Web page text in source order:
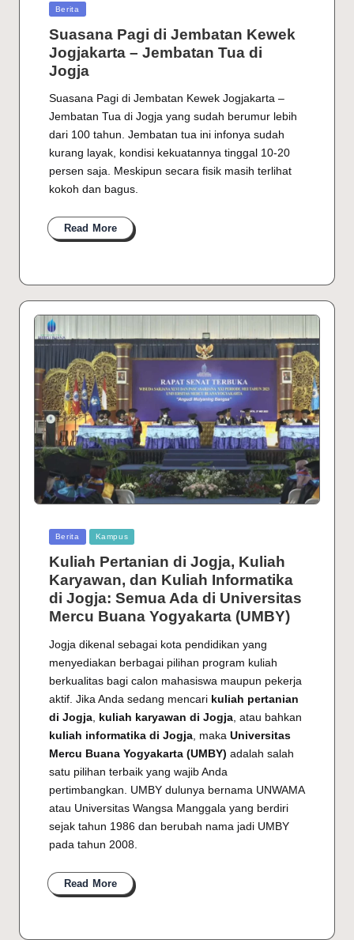
Posted
Berita
Suasana Pagi di Jembatan Kewek
Jogjakarta – Jembatan Tua di
Jogja
Suasana Pagi di Jembatan Kewek Jogjakarta –
Jembatan Tua di Jogja yang sudah berumur lebih
dari 100 tahun. Jembatan tua ini infonya sudah
kurang layak, kondisi kekuatannya tinggal 10-20
persen saja. Meskipun secara fisik masih terlihat
kokoh dan bagus.
Read More
Posted
Berita Kampus
Kuliah Pertanian di Jogja, Kuliah
Karyawan, dan Kuliah Informatika
di Jogja: Semua Ada di Universitas
Mercu Buana Yogyakarta (UMBY)
Jogja dikenal sebagai kota pendidikan yang
menyediakan berbagai pilihan program kuliah
berkualitas bagi calon mahasiswa maupun pekerja
aktif. Jika Anda sedang mencari kuliah pertanian
di Jogja, kuliah karyawan di Jogja, atau bahkan
kuliah informatika di Jogja, maka Universitas
Mercu Buana Yogyakarta (UMBY) adalah salah
satu pilihan terbaik yang wajib Anda
pertimbangkan. UMBY dulunya bernama UNWAMA
atau Universitas Wangsa Manggala yang berdiri
sejak tahun 1986 dan berubah nama jadi UMBY
pada tahun 2008.
Read More